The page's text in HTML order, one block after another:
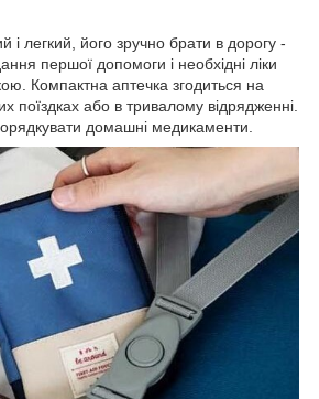
і легкий, його зручно брати в дорогу -
першої допомоги і необхідні ліки
Компактна аптечка згодиться на
поїздках або в тривалому відрядженні.
домашні медикаменти.